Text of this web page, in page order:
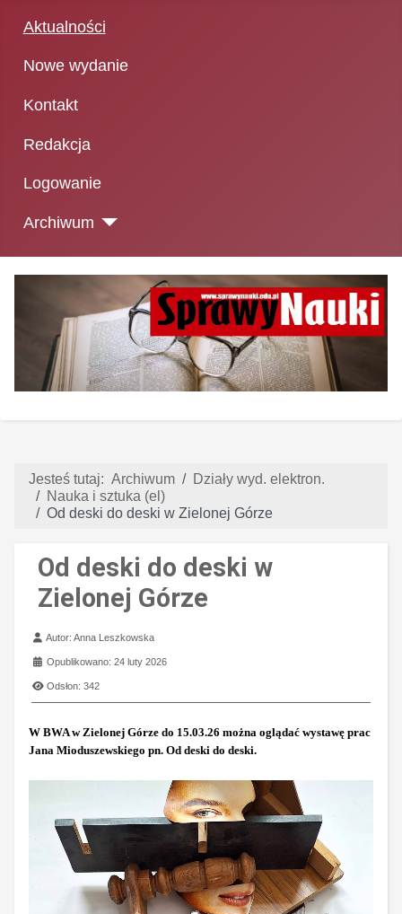
Aktualności
Nowe wydanie
Kontakt
Redakcja
Logowanie
Archiwum
Jesteś tutaj: Archiwum
Działy wyd. elektron.
Nauka i sztuka (el)
Od deski do deski w Zielonej Górze
Od deski do deski w
Zielonej Górze
Szczegóły
Autor:Anna Leszkowska
Opublikowano: 24 luty 2026
Odsłon: 342
W BWA w Zielonej Górze do 15.03.26 można oglądać wystawę prac
Jana Mioduszewskiego pn. Od deski do deski.